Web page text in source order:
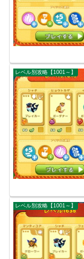
レベル別攻略【1001～】
レベル別攻略【1001～】